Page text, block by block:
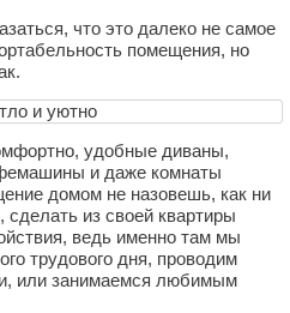
что это далеко не самое
помещения, но
удобные диваны,
и даже комнаты
домом не назовешь, как ни
сделать из своей квартиры
ведь именно там мы
трудового дня, проводим
или занимаемся любимым